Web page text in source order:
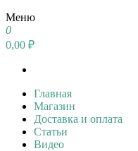
Меню
0
0,00 ₽
Главная
Магазин
Доставка и оплата
Статьи
Видео